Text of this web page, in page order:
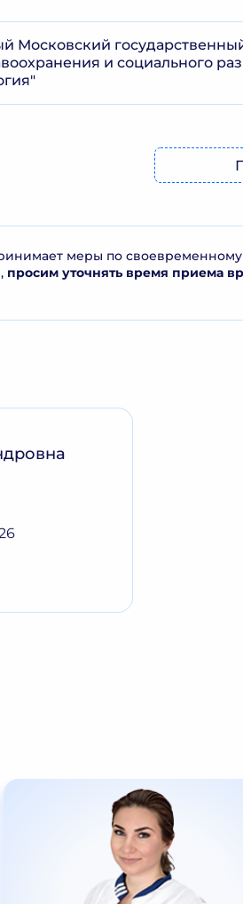
Московский
и социального
меры по
просим уточнять время приема